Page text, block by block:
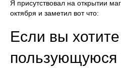
Я присутствовал на открытии
октября и заметил вот что:
Если вы хотите